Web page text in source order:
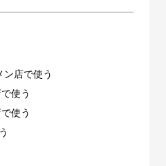
ン店で使う
使う
使う